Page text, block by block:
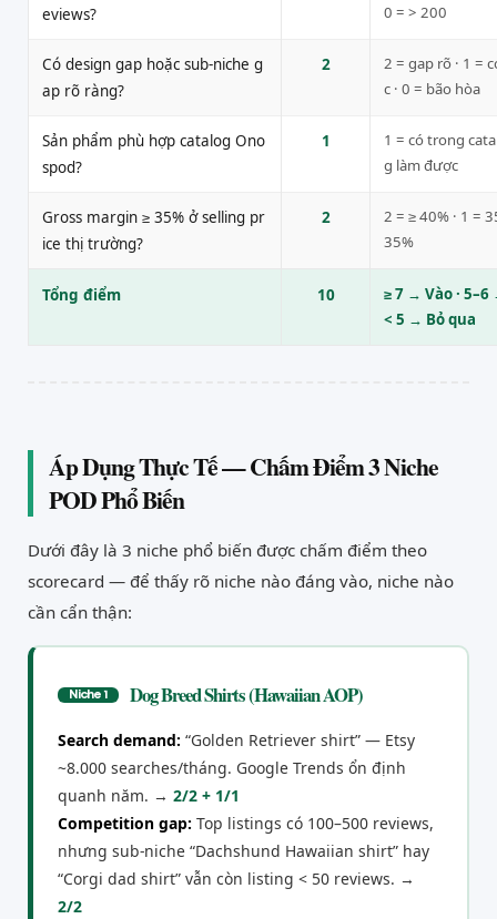
eviews?
0 = > 200
Có design gap hoặc sub-niche g
ap rõ ràng?
2
2 = gap rõ · 1 =
c · 0 = bão hòa
Sản phẩm phù hợp catalog Ono
spod?
1
1 = có trong
g làm được
Gross margin ≥ 35% ở selling pr
ice thị trường?
2
2 = ≥ 40% · 1 =
35%
Tổng điểm 10
≥ 7 → Vào ·
< 5 → Bỏ qua
Áp Dụng Thực Tế — Chấm Điểm 3 Niche
POD Phổ Biến
Dưới đây là 3 niche phổ biến được chấm điểm theo
scorecard — để thấy rõ niche nào đáng vào, niche nào
cần cẩn thận:
Niche 1 Dog Breed Shirts (Hawaiian AOP)
Search demand: “Golden Retriever shirt” — Etsy
~8.000 searches/tháng. Google Trends ổn định
quanh năm. → 2/2 + 1/1
Competition gap: Top listings có 100–500 reviews,
nhưng sub-niche “Dachshund Hawaiian shirt” hay
“Corgi dad shirt” vẫn còn listing < 50 reviews. →
2/2